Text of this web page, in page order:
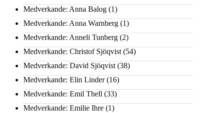
Medverkande: Anna Balog (1)
Medverkande: Anna Warnberg (1)
Medverkande: Anneli Tunberg (2)
Medverkande: Christof Sjöqvist (54)
Medverkande: David Sjöqvist (38)
Medverkande: Elin Linder(16)
Medverkande: Emil Thell (33)
Medverkande: Emilie Ihre (1)